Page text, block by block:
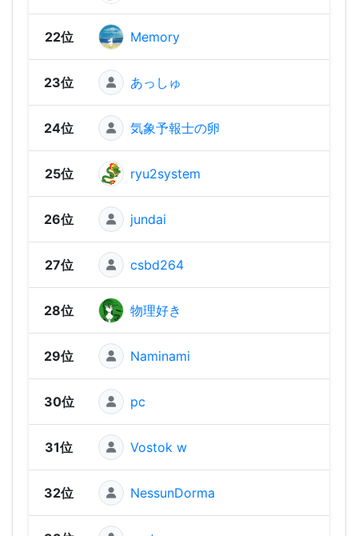
22位 Memory
23位 あっしゅ
24位 気象予報士の卵
25位 ryu2system
26位 jundai
27位 csbd264
28位 物理好き
29位 Naminami
30位 pc
31位 Vostok w
32位 NessunDorma